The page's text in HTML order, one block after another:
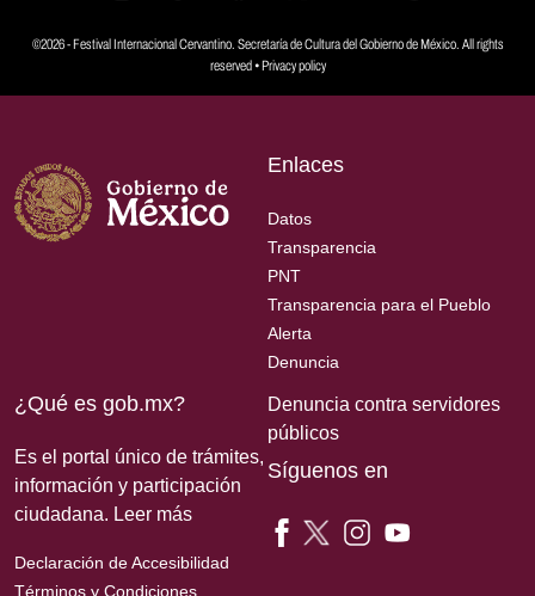
©2026 - Festival Internacional Cervantino. Secretaría de Cultura del Gobierno de México. All rights
reserved •Privacy policy
Enlaces
Datos
Transparencia
PNT
Transparencia para el Pueblo
Alerta
Denuncia
¿Qué es gob.mx?
Es el portal único de trámites,
información y participación
ciudadana. Leer más
Declaración de Accesibilidad
Términos y Condiciones
Denuncia contra servidores
públicos
Síguenos en